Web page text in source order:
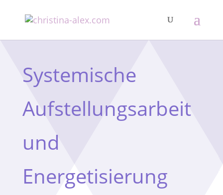
Systemische
Aufstellungsarbeit
und
Energetisierung